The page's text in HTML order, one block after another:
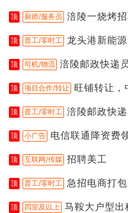
顶 厨师/服务员 涪陵一烧烤
顶 普工/零时工 龙头港新能
顶 司机/物流 涪陵邮政快递
顶 项目合作/转让 旺铺转让，
顶 普工/零时工 涪陵邮政快
顶 小广告 电信联通降资费
顶 互联网/传媒 招聘美工
顶 普工/零时工 急招电商打
顶 四室及以上 马鞍大户型出